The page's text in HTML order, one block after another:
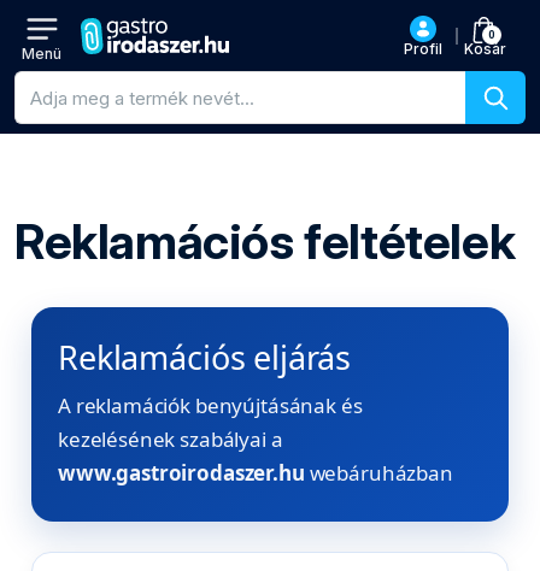
Menü Profil
0
Kosár
Termékkeresés
Reklamációs feltételek
Reklamációs eljárás
A reklamációk benyújtásának és
kezelésének szabályai a
www.gastroirodaszer.hu webáruházban